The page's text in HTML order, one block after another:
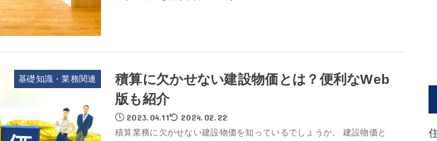
基礎知識・業務関連
積算に欠かせない建設物価とは？便利なWeb
版も紹介
2023.04.11 2024.02.22
積算業務に欠かせない建設物価を知っているでしょうか。 建設物価と